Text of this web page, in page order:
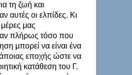
τη ζωή και
αυτές οι ελπίδες. Κι
μέρες μας
πλήρως τόσο που
μπορεί να είναι ένα
εποχής ώστε να
κατάθεση του Γ.